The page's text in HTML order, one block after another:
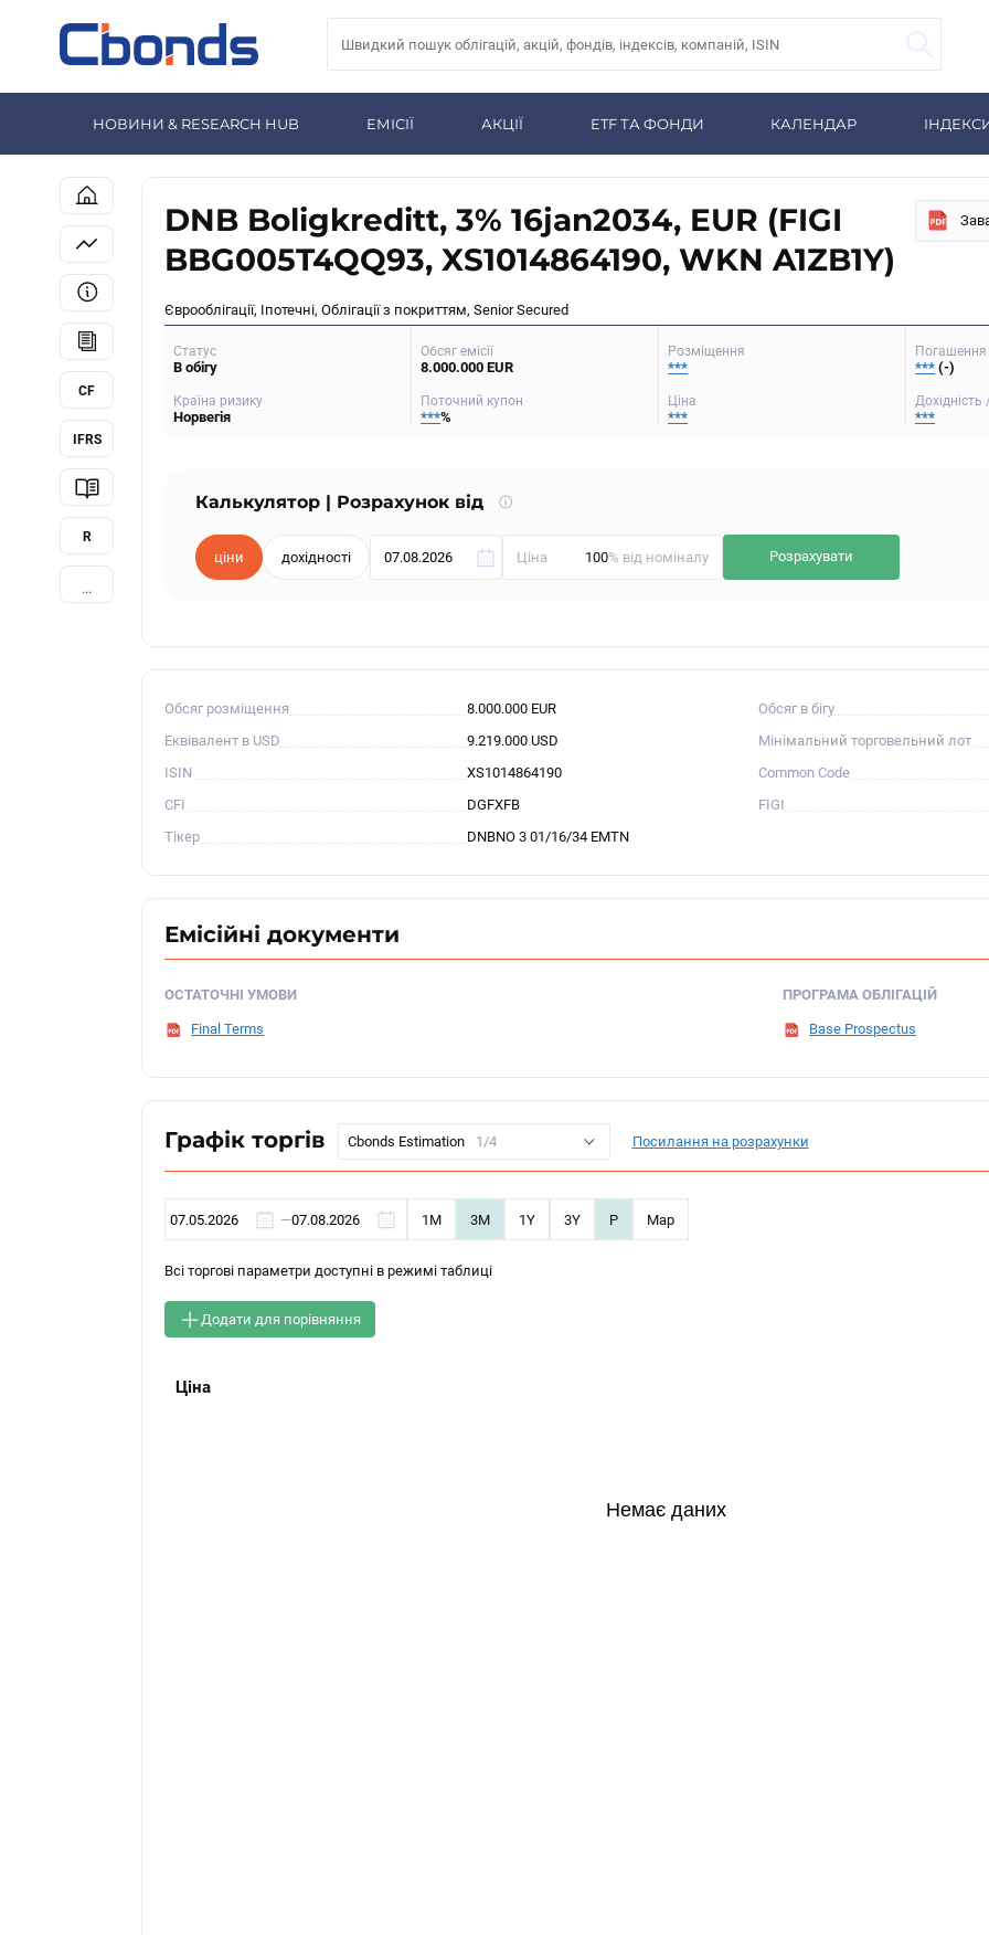
НОВИНИ & RESEARCH HUB ЕМІСІЇ АКЦІЇ ETF ТА ФОНДИ КАЛЕНДАР
CF
IFRS
R
...
DNB Boligkreditt, 3% 16jan2034, EUR (FIGI
BBG005T4QQ93, XS1014864190, WKN A1ZB1Y)
Єврооблігації, Іпотечні, Облігації з покриттям, Senior Secured
Статус
В обігу
Обсяг емісії
8.000.000 EUR
Розміщення
*** *** (-)
Країна ризику
Норвегія
Поточний купон
***%
Ціна
*** ***
Калькулятор | Розрахунок від
Що
ціни дохідності Ціна % від номіналу Розрахувати
Обсяг розміщення 8.000.000 EUR Обсяг в бігу
Еквівалент в USD
9.219.000 USD Мінімальний торговельний лот
ISIN
XS1014864190 Common Code
CFI
DGFXFB FIGI
Тікер
DNBNO 3 01/16/34 EMTN
Емісійні документи
ОСТАТОЧНІ УМОВИ
Final Terms
ПРОГРАМА ОБЛІГАЦІЙ
Base Prospectus
Графік торгів Cbonds Estimation 1/4 Посилання на розрахунки
— 1М 3М 1Y 3Y P Map
Всі торгові параметри доступні в режимі таблиці
Додати для порівняння
Немає даних
Ціна